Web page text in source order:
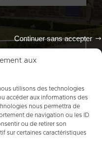
aux
utilisons des technologies
accéder aux informations des
nous permettra de
de navigation ou les ID
ou de retirer son
sur certaines caractéristiques
Continuer sans accepter